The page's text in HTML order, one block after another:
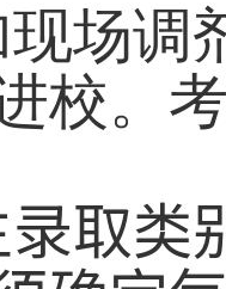
场调
校。
录取类